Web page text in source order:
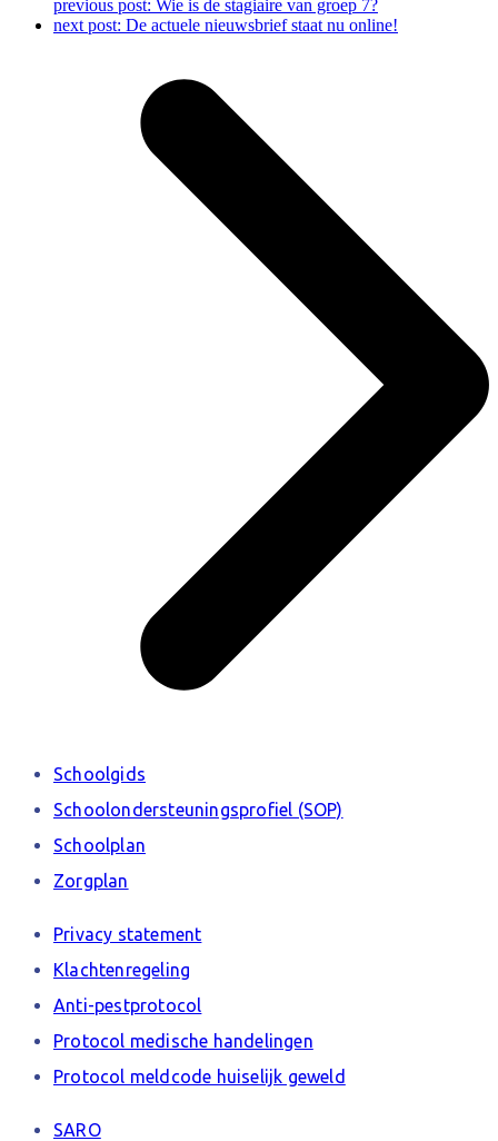
previous post: Wie is de stagiaire van groep 7?
next post: De actuele nieuwsbrief staat nu online!
Schoolgids
Schoolondersteuningsprofiel (SOP)
Schoolplan
Zorgplan
Privacy statement
Klachtenregeling
Anti-pestprotocol
Protocol medische handelingen
Protocol meldcode huiselijk geweld
SARO